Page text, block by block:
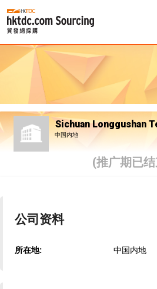
Sichuan Longgushan
中国内地
(推广期已
公司资料
所在地: 中国内地